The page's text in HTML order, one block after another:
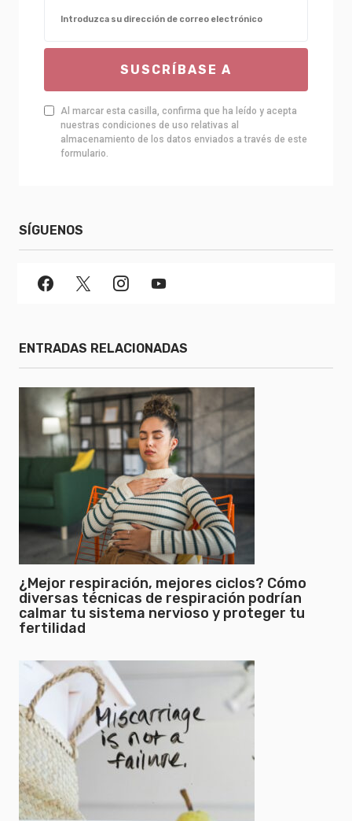
SUSCRÍBASE A
Al marcar esta casilla, confirma que ha leído y acepta
nuestras condiciones de uso relativas al
almacenamiento de los datos enviados a través de este
formulario.
SÍGUENOS
ENTRADAS RELACIONADAS
¿Mejor respiración, mejores ciclos? Cómo
diversas técnicas de respiración podrían
calmar tu sistema nervioso y proteger tu
fertilidad